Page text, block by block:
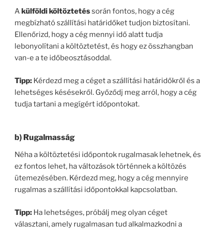
Akülföldi költöztetéssorán fontos, hogy a cég
megbízható szállítási határidőket tudjon biztosítani.
Ellenőrizd, hogy a cég mennyi idő alatt tudja
lebonyolítani a költöztetést, és hogy ez összhangban
van-e a te időbeosztásoddal.
Tipp: Kérdezd meg a céget a szállítási határidőkről és a
lehetséges késésekről. Győződj meg arról, hogy a cég
tudja tartani a megígért időpontokat.
b) Rugalmasság
Néha a költöztetési időpontok rugalmasak lehetnek, és
ez fontos lehet, ha változások történnek a költözés
ütemezésében. Kérdezd meg, hogy a cég mennyire
rugalmas a szállítási időpontokkal kapcsolatban.
Tipp: Ha lehetséges, próbálj meg olyan céget
választani, amely rugalmasan tud alkalmazkodni a